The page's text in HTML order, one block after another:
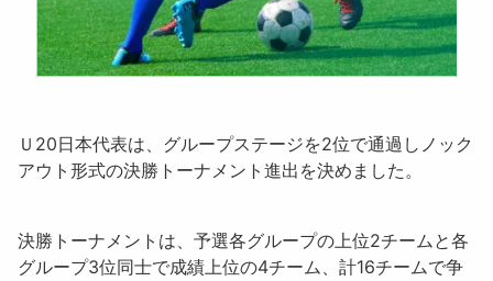
Ｕ20日本代表は、グループステージを2位で通過しノック
アウト形式の決勝トーナメント進出を決めました。
決勝トーナメントは、予選各グループの上位2チームと各
グループ3位同士で成績上位の4チーム、計16チームで争